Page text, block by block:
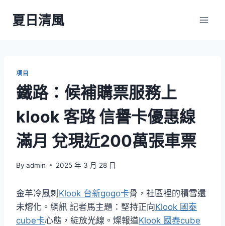
夏日清風
項目
鐵路：候補購票服務上
klook 客路 信譽卡優惠線
滿月 兌現近200萬張車票
By admin 2025 年 3 月 28 日
金羊冷風刺 Klook 台新gogo卡骨，社區裡的積雪還
未熔化。網訊 記者馬主題：堅持正向Klook 國泰
cube卡心態，綻放光線。燦報道Klook 國泰cube